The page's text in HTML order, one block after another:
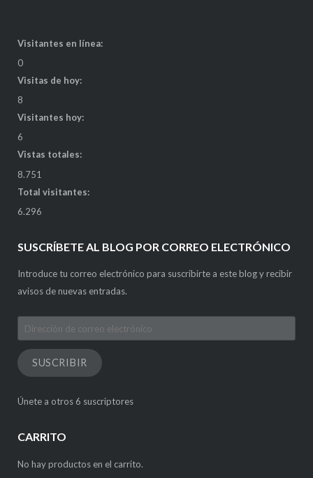
Visitantes en línea:
0
Visitas de hoy:
8
Visitantes hoy:
6
Vistas totales:
8.751
Total visitantes:
6.296
SUSCRÍBETE AL BLOG POR CORREO ELECTRÓNICO
Introduce tu correo electrónico para suscribirte a este blog y recibir
avisos de nuevas entradas.
Dirección
de
correo
electrónico
SUSCRIBIR
Únete a otros 6 suscriptores
CARRITO
No hay productos en el carrito.